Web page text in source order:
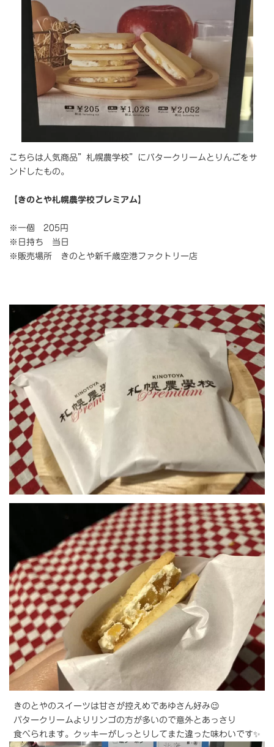
こちらは人気商品”札幌農学校”にバタークリームとりんごをサ
ンドしたもの。
【 きのとや札幌農学校プレミアム 】
※一個 205円
※日持ち 当日
※販売場所 きのとや新千歳空港ファクトリー店
きのとやのスイーツは甘さが控えめであゆさん好み😉
パタークリームよりリンゴの方が多いので意外とあっさり
食べられます。クッキーがしっとりしてまた違った味わいです✨